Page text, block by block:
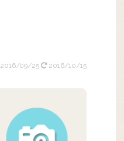
2016/09/25 2016/10/15